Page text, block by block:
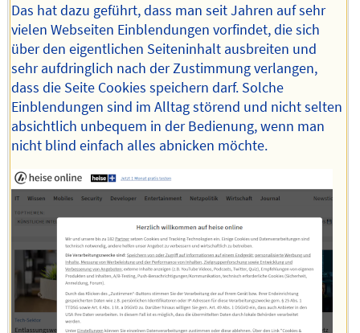
Das hat dazu geführt, dass man seit Jahren auf sehr
vielen Webseiten Einblendungen vorfindet, die sich
über den eigentlichen Seiteninhalt ausbreiten und
sehr aufdringlich nach der Zustimmung verlangen,
dass die Seite Cookies speichern darf. Solche
Einblendungen sind im Alltag störend und nicht selten
absichtlich unbequem in der Bedienung, wenn man
nicht blind einfach alles abnicken möchte.